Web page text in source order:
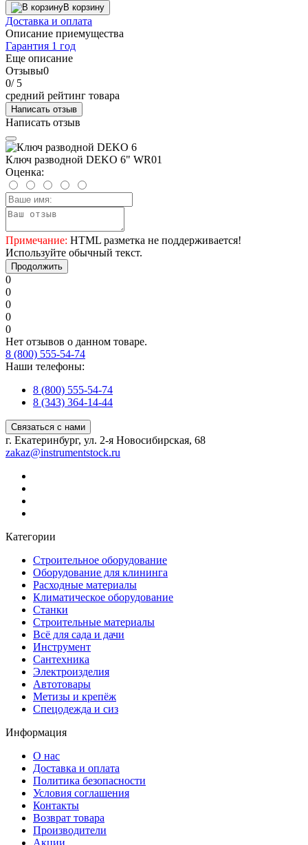
В корзину
Доставка и оплата
Описание приемущества
Гарантия 1 год
Еще описание
Отзывы0
0/ 5
средний рейтинг товара
Написать отзыв
Написать отзыв
Ключ разводной DEKO 6" WR01
Оценка:
Примечание: HTML разметка не поддерживается!
Используйте обычный текст.
Продолжить
0
0
0
0
0
Нет отзывов о данном товаре.
8 (800) 555-54-74
Наши телефоны:
8 (800) 555-54-74
8 (343) 364-14-44
Связаться с нами
г. Екатеринбург, ул. 2-я Новосибирская, 68
zakaz@instrumentstock.ru
Категории
Строительное оборудование
Оборудование для клининга
Расходные материалы
Климатическое оборудование
Станки
Строительные материалы
Всё для сада и дачи
Инструмент
Сантехника
Электроизделия
Автотовары
Метизы и крепёж
Спецодежда и сиз
Информация
О нас
Доставка и оплата
Политика безопасности
Условия соглашения
Контакты
Возврат товара
Производители
Акции